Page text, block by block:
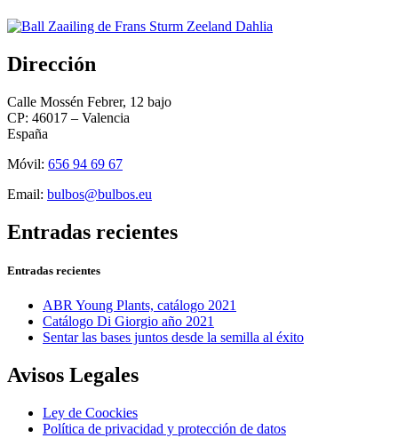
Dirección
Calle Mossén Febrer, 12 bajo
CP: 46017 – Valencia
España
Móvil: 656 94 69 67
Email: bulbos@bulbos.eu
Entradas recientes
Entradas recientes
ABR Young Plants, catálogo 2021
Catálogo Di Giorgio año 2021
Sentar las bases juntos desde la semilla al éxito
Avisos Legales
Ley de Coockies
Política de privacidad y protección de datos